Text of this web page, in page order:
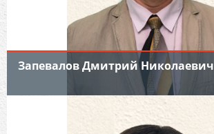
Запевалов Дмитрий Николаевич